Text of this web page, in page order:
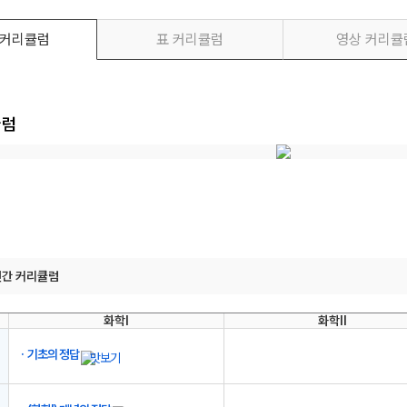
리큘럼 표 커리큘럼 영상 커리큘
커리큘럼
화학I 화학II
기초의 정답